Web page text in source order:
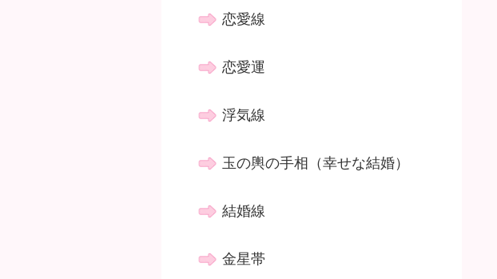
恋愛線
恋愛運
浮気線
玉の輿の手相（幸せな結婚）
結婚線
金星帯